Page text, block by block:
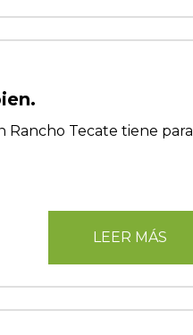
Rancho Tecate tiene para
LEER MÁS